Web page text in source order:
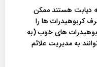
دیابت هستند ممکن
کربوهیدرات ها را
های خوب (به
به مدیریت علائم